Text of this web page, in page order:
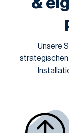
Unsere
strategischen